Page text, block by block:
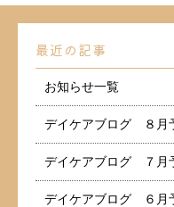
最近の記事
お知らせ一覧
デイケアブログ ８月
デイケアブログ ７月
デイケアブログ ６月